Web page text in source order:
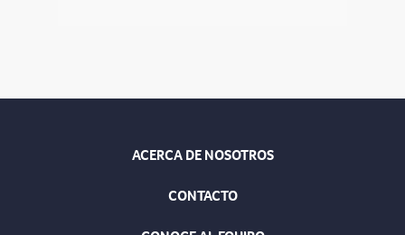
ACERCA DE NOSOTROS
CONTACTO